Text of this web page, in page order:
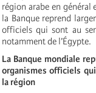
région arabe en
la Banque reprend
officiels qui sont au
notamment de l’Égypte.
La Banque mondiale
organismes officiels
la région